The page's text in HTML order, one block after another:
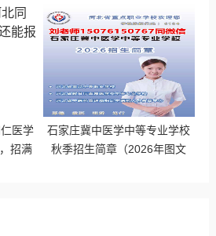
医学
招满
石家庄冀中医学中等专业学校
秋季招生简章（2026年图文